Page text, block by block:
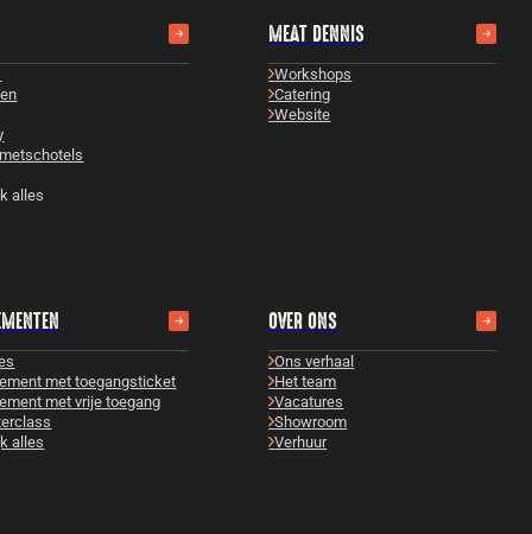
alles
MEAT DENNIS
Workshops
Catering
Website
met toegangsticket
met vrije toegang
alles
OVER ONS
Ons verhaal
Het team
Vacatures
Showroom
Verhuur